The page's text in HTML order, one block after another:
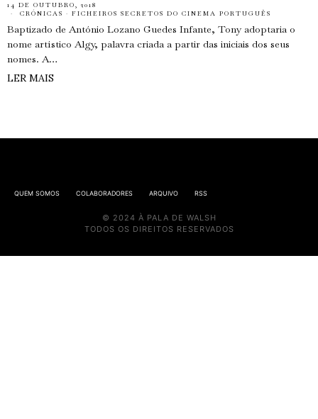
14 DE OUTUBRO, 2018
CRÓNICAS · FICHEIROS SECRETOS DO CINEMA PORTUGUÊS
Baptizado de António Lozano Guedes Infante, Tony adoptaria o
nome artístico Algy, palavra criada a partir das iniciais dos seus
nomes. A…
LER MAIS
QUEM SOMOS COLABORADORES ARQUIVO RSS
© 2024 À PALA DE WALSH
TODOS OS DIREITOS RESERVADOS